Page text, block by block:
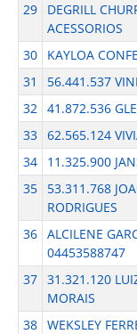
29
DEGRILL
ACESSORIOS
30 KAYLOA
31
56.441.537
32 41.872.536
33 62.565.124
34
11.325.900
35
53.311.768
RODRIGUES
36 ALCILENE
04453588747
37 31.321.120
MORAIS
38 WEKSLEY